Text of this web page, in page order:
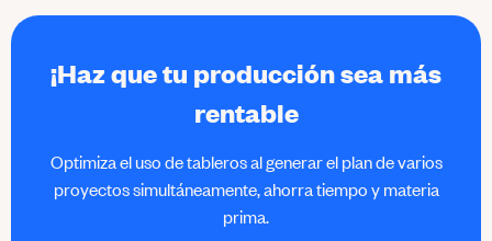
¡Haz que tu producción sea más
rentable
Optimiza el uso de tableros al generar el plan de varios
proyectos simultáneamente, ahorra tiempo y materia
prima.